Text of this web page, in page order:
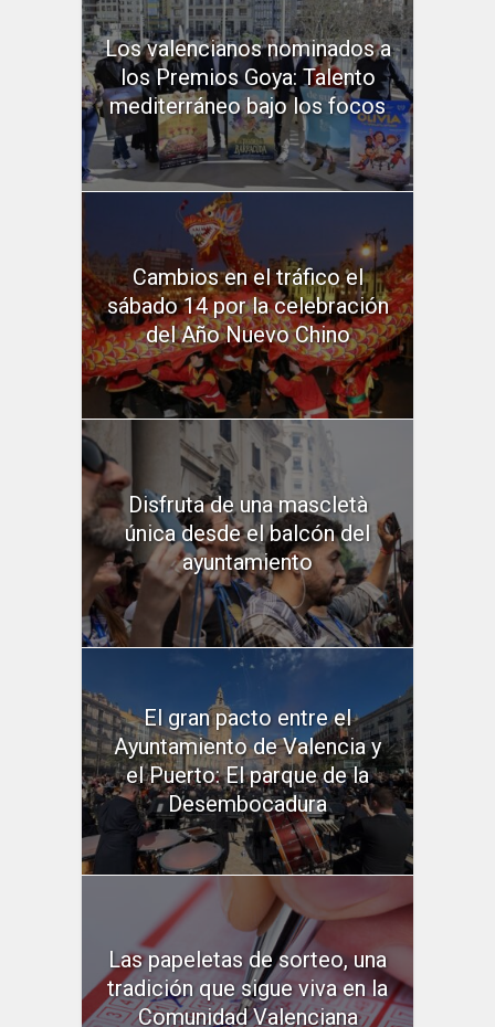
Los valencianos nominados a
los Premios Goya: Talento
mediterráneo bajo los focos
Cambios en el tráfico el
sábado 14 por la celebración
del Año Nuevo Chino
Disfruta de una mascletà
única desde el balcón del
ayuntamiento
El gran pacto entre el
Ayuntamiento de Valencia y
el Puerto: El parque de la
Desembocadura
Las papeletas de sorteo, una
tradición que sigue viva en la
Comunidad Valenciana